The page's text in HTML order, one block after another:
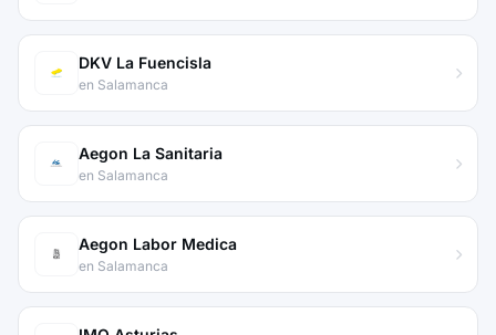
DKV La Fuencisla
en Salamanca
Aegon La Sanitaria
en Salamanca
Aegon Labor Medica
en Salamanca